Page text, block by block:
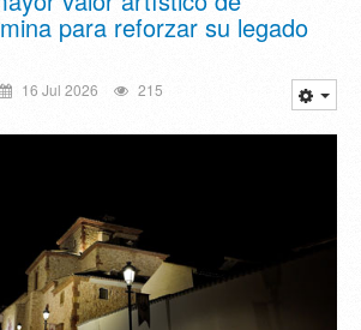
para reforzar su legado
16 Jul 2026 215